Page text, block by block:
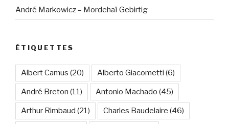
André Markowicz – Mordehaï Gebirtig
ÉTIQUETTES
Albert Camus (20) Alberto Giacometti (6)
André Breton (11) Antonio Machado (45)
Arthur Rimbaud (21) Charles Baudelaire (46)